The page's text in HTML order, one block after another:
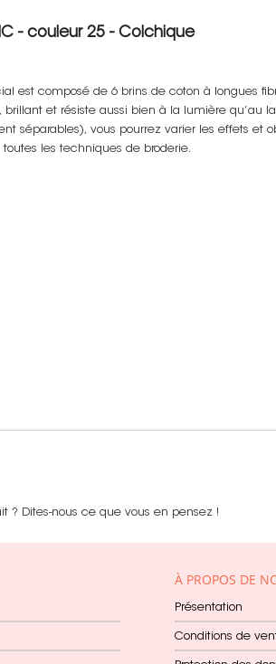
- couleur 25 - Colchique
est composé de 6 brins de coton à longues
brillant et résiste aussi bien à la lumière qu’au
séparables), vous pourrez varier les effets et
les techniques de broderie.
? Dites-nous ce que vous en pensez !
À PROPOS DE
Présentation
Conditions de